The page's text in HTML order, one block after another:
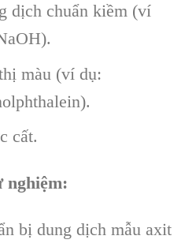
dịch chuẩn kiềm (ví
màu (ví dụ:
cất.
nghiệm:
bị dung dịch mẫu axit